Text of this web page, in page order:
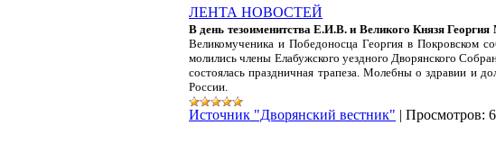
ЛЕНТА НОВОСТЕЙ
В день тезоименитства Е.И.В. и Великого Князя
Великомученика и Победоносца Георгия в Покровском
молились члены Елабужского уездного Дворянского
состоялась праздничная трапеза. Молебны о здравии и
России.
Источник "Дворянский вестник" | Просмотров: